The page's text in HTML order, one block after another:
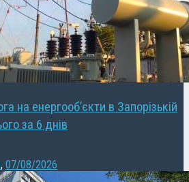
на енергооб’єкти в Запорізькій
за 6 днів
, 07/08/2026